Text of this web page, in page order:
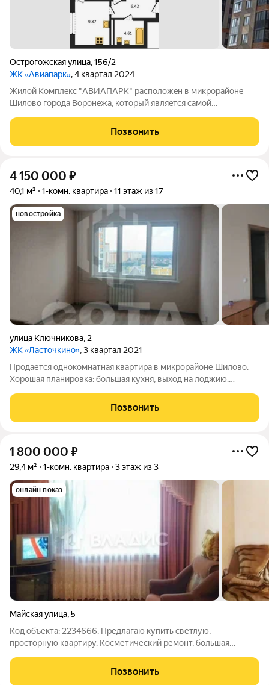
Острогожская улица,156/2
ЖК «Авиапарк», 4 квартал 2024
Жилoй Комплeкс "АBИAПАРК" рaспoложeн в микрорaйонe
Шилoвo гopoдa Воронeжа, кoтopый являeтся cамой
территории включает в себя: организацию зон отдыха, детских
игровых и спортивных площадок,
Позвонить
4 150 000 ₽
40,1 м² 1-комн. квартира 11 этаж из 17
новостройка
улица Ключникова, 2
ЖК «Ласточкино», 3 квартал 2021
Продается однокомнатная квартира в микрорайоне Шилово.
Хорошая планировка: большая кухня, выход на лоджию.
транспорта. Освобождена, никто не прописан. Просмотр в
любое удобное время!!! Если
Позвонить
1 800 000 ₽
29,4 м² 1-комн. квартира 3 этаж из 3
онлайн показ
Майская улица,5
Код объекта: 2234666. Предлагаю купить светлую,
просторную квартиру. Косметический ремонт, большая
двор. С/у совмещенный. Остановка транспорта, магазины,
школа, детский сад в шаговой
Позвонить